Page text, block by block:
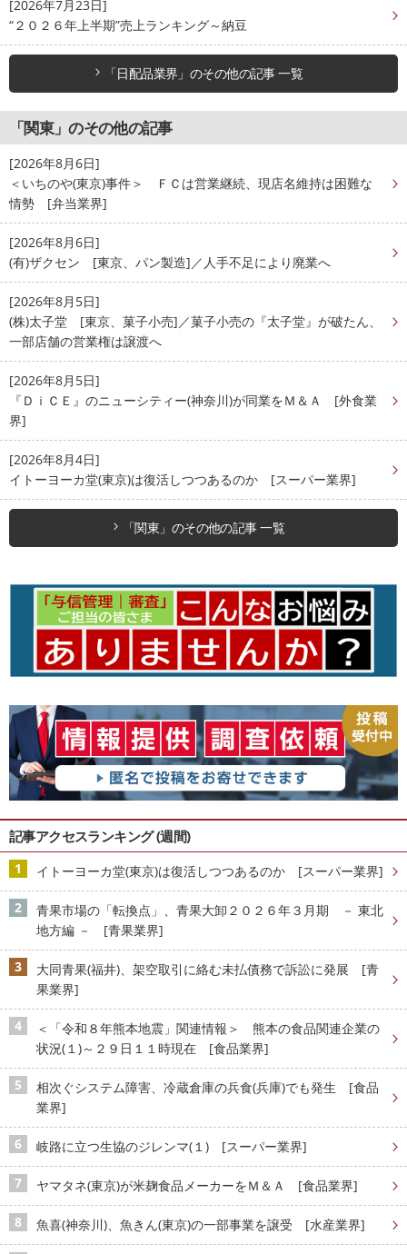
[2026年7月23日]
“２０２６年上半期”売上ランキング～納豆
「日配品業界」のその他の記事 一覧
「関東」のその他の記事
[2026年8月6日]
＜いちのや(東京)事件＞ ＦＣは営業継続、現店名維持は困難な
情勢 [弁当業界]
[2026年8月6日]
(有)ザクセン [東京、パン製造]／人手不足により廃業へ
[2026年8月5日]
(株)太子堂 [東京、菓子小売]／菓子小売の『太子堂』が破たん、
一部店舗の営業権は譲渡へ
[2026年8月5日]
『ＤｉＣＥ』のニューシティー(神奈川)が同業をＭ＆Ａ [外食業
界]
[2026年8月4日]
イトーヨーカ堂(東京)は復活しつつあるのか [スーパー業界]
「関東」のその他の記事 一覧
記事アクセスランキング (週間)
イトーヨーカ堂(東京)は復活しつつあるのか [スーパー業界]
青果市場の「転換点」、青果大卸２０２６年３月期 － 東北
地方編 － [青果業界]
大同青果(福井)、架空取引に絡む未払債務で訴訟に発展 [青
果業界]
＜「令和８年熊本地震」関連情報＞ 熊本の食品関連企業の
状況(１)～２９日１１時現在 [食品業界]
相次ぐシステム障害、冷蔵倉庫の兵食(兵庫)でも発生 [食品
業界]
岐路に立つ生協のジレンマ(１) [スーパー業界]
ヤマタネ(東京)が米麹食品メーカーをＭ＆Ａ [食品業界]
魚喜(神奈川)、魚きん(東京)の一部事業を譲受 [水産業界]